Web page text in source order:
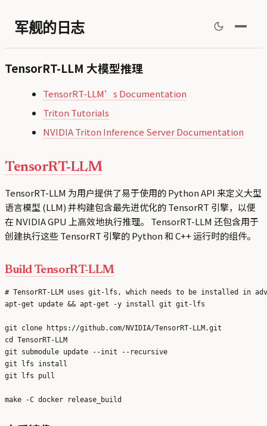
军舰的日志
TensorRT-LLM 大模型推理
TensorRT-LLM’s Documentation
Triton Tutorials
NVIDIA Triton Inference Server Documentation
TensorRT-LLM
TensorRT-LLM 为用户提供了易于使用的 Python API 来定义大型
语言模型 (LLM) 并构建包含最先进优化的 TensorRT 引擎，以便
在 NVIDIA GPU 上高效地执行推理。 TensorRT-LLM 还包含用于
创建执行这些 TensorRT 引擎的 Python 和 C++ 运行时的组件。
Build TensorRT-LLM
# TensorRT-LLM uses git-lfs, which needs to be installed in
apt-get update && apt-get -y install git git-lfs
git clone https://github.com/NVIDIA/TensorRT-LLM.git
cd TensorRT-LLM
git submodule update --init --recursive
git lfs install
git lfs pull